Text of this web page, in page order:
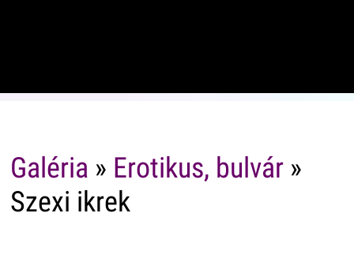
Galéria » Erotikus, bulvár»
Szexi ikrek